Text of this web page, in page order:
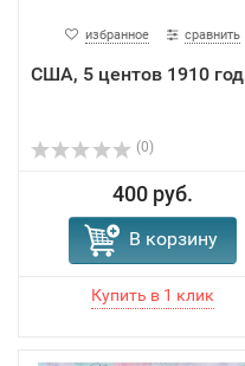
избранное сравнить
США, 5 центов 1910 год
(0)
400 руб.
В корзину